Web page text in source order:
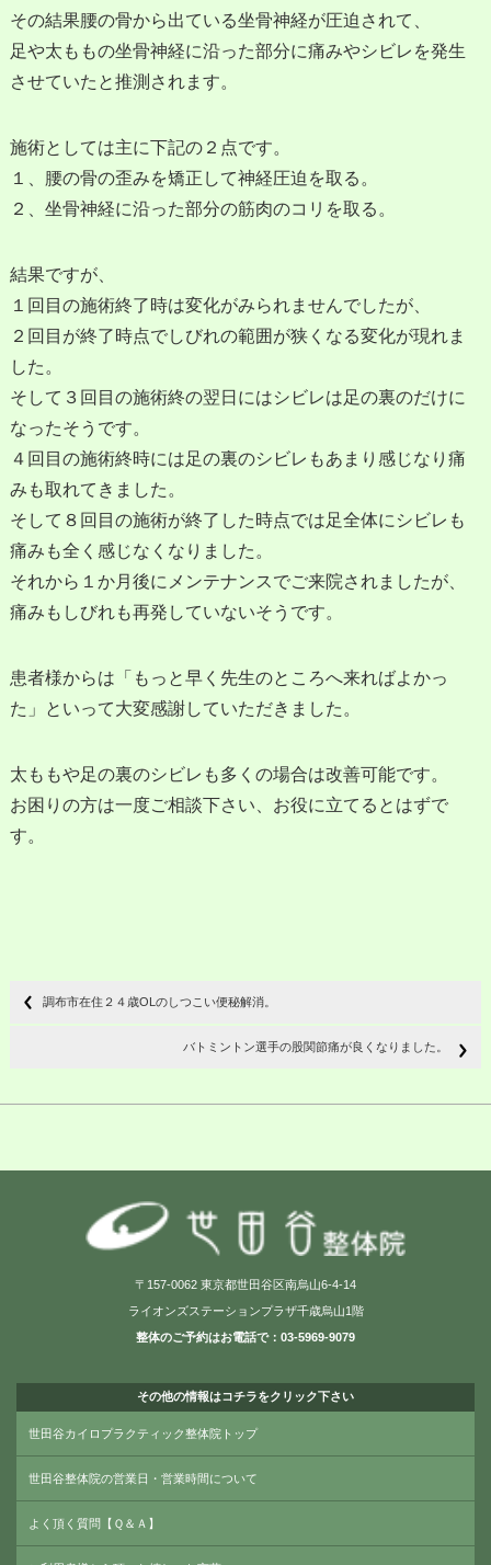
その結果腰の骨から出ている坐骨神経が圧迫されて、
足や太ももの坐骨神経に沿った部分に痛みやシビレを発生
させていたと推測されます。
施術としては主に下記の２点です。
１、腰の骨の歪みを矯正して神経圧迫を取る。
２、坐骨神経に沿った部分の筋肉のコリを取る。
結果ですが、
１回目の施術終了時は変化がみられませんでしたが、
２回目が終了時点でしびれの範囲が狭くなる変化が現れま
した。
そして３回目の施術終の翌日にはシビレは足の裏のだけに
なったそうです。
４回目の施術終時には足の裏のシビレもあまり感じなり痛
みも取れてきました。
そして８回目の施術が終了した時点では足全体にシビレも
痛みも全く感じなくなりました。
それから１か月後にメンテナンスでご来院されましたが、
痛みもしびれも再発していないそうです。
患者様からは「もっと早く先生のところへ来ればよかっ
た」といって大変感謝していただきました。
太ももや足の裏のシビレも多くの場合は改善可能です。
お困りの方は一度ご相談下さい、お役に立てるとはずで
す。
調布市在住２４歳OLのしつこい便秘解消。
バトミントン選手の股関節痛が良くなりました。
〒157-0062 東京都世田谷区南烏山6-4-14
ライオンズステーションプラザ千歳烏山1階
整体のご予約はお電話で：03-5969-9079
その他の情報はコチラをクリック下さい
世田谷カイロプラクティック整体院トップ
世田谷整体院の営業日・営業時間について
よく頂く質問【Ｑ＆Ａ】